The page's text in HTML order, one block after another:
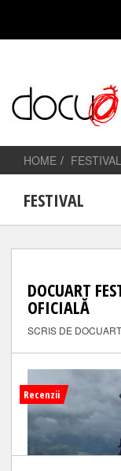
HOME FESTIVAL
FESTIVAL
DOCUART
OFICIALĂ
SCRIS DE DOCUART
Recenzii